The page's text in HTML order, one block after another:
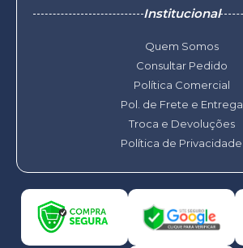
Institucional
Quem Somos
Consultar Pedido
Política Comercial
Pol. de Frete e Entrega
Troca e Devoluções
Política de Privacidade